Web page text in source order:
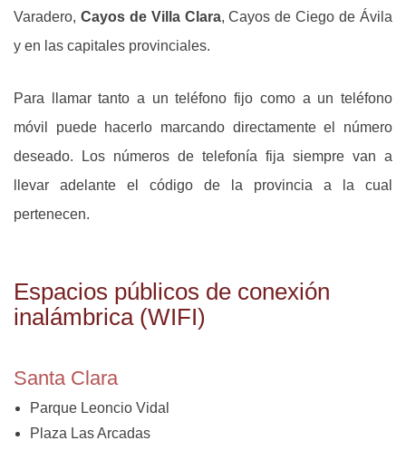
Varadero, Cayos de Villa Clara, Cayos de Ciego de Ávila
y en las capitales provinciales.
Para llamar tanto a un teléfono fijo como a un teléfono
móvil puede hacerlo marcando directamente el número
deseado. Los números de telefonía fija siempre van a
llevar adelante el código de la provincia a la cual
pertenecen.
Espacios públicos de conexión
inalámbrica (WIFI)
Santa Clara
Parque Leoncio Vidal
Plaza Las Arcadas